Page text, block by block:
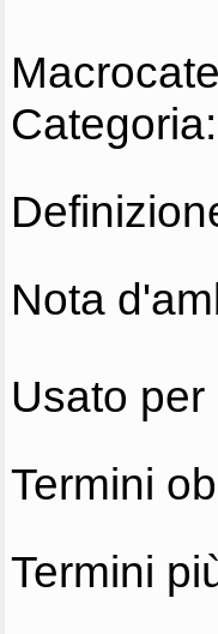
Categoria:
Nota
Usato per
Termini
Termini